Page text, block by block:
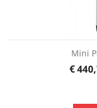
Mini
€